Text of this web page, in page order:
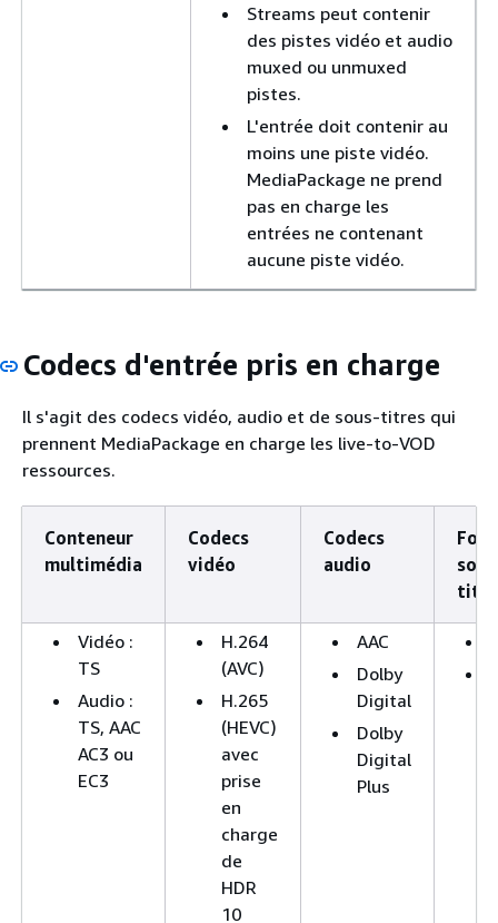
Streams peut contenir
des pistes vidéo et audio
muxed ou unmuxed
pistes.
L'entrée doit contenir au
moins une piste vidéo.
MediaPackage ne prend
pas en charge les
entrées ne contenant
aucune piste vidéo.
Codecs d'entrée pris en charge
Il s'agit des codecs vidéo, audio et de sous-titres qui
prennent MediaPackage en charge les live-to-VOD
ressources.
Conteneur
multimédia
Codecs
vidéo
Codecs
audio
Vidéo :
TS
Audio :
TS, AAC
AC3 ou
EC3
H.264
(AVC)
H.265
(HEVC)
avec
prise
en
charge
de
HDR
10
AAC
Dolby
Digital
Dolby
Digital
Plus